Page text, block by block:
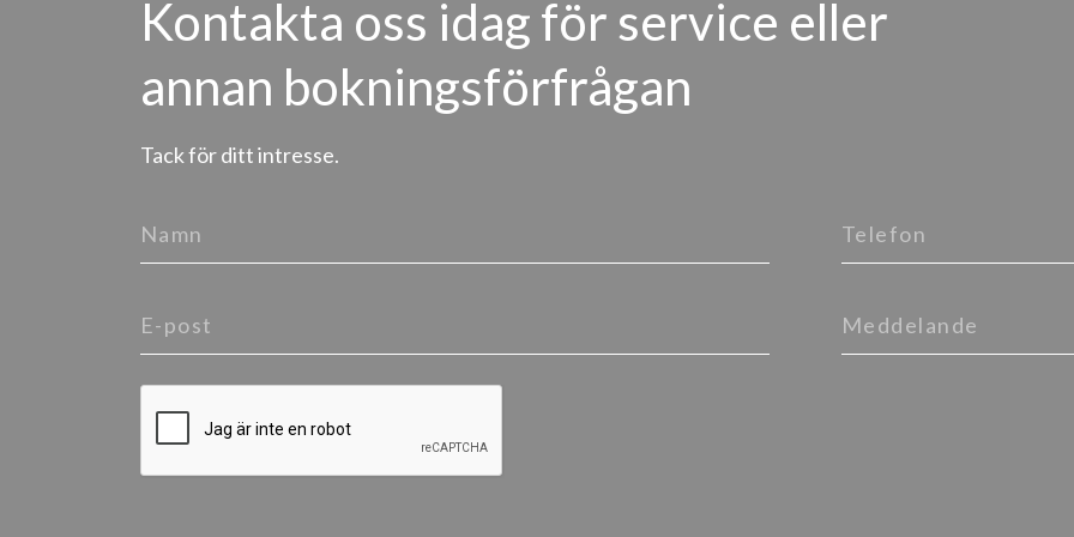
Kontakta oss idag för service eller
annan bokningsförfrågan
Tack för ditt intresse.